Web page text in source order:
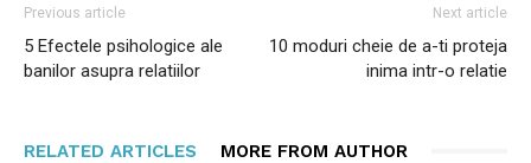
Previous article
5 Efectele psihologice ale
banilor asupra relatiilor
Next article
10 moduri cheie de a-ti proteja
inima intr-o relatie
RELATED ARTICLES MORE FROM AUTHOR